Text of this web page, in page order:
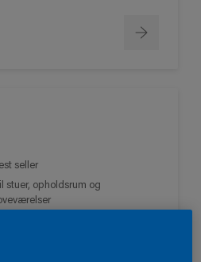
seller
stuer, opholdsrum og